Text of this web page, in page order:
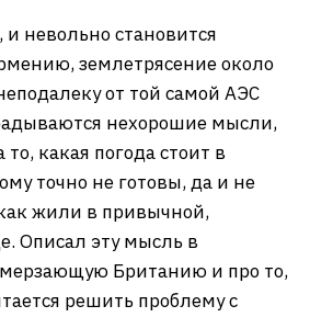
невольно становится
землетрясение около
от той самой АЭС
нехорошие мысли,
то, какая погода стоит в
точно не готовы, да и не
жили в привычной,
Описал эту мысль в
Британию и про то,
решить проблему с